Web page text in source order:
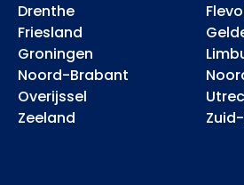
Drenthe
Friesland
Groningen
Noord-Brabant
Overijssel
Zeeland